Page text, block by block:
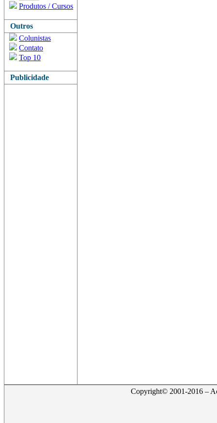
Produtos / Cursos
Outros
Colunistas
Contato
Top 10
Publicidade
Copyright© 2001-2016 –